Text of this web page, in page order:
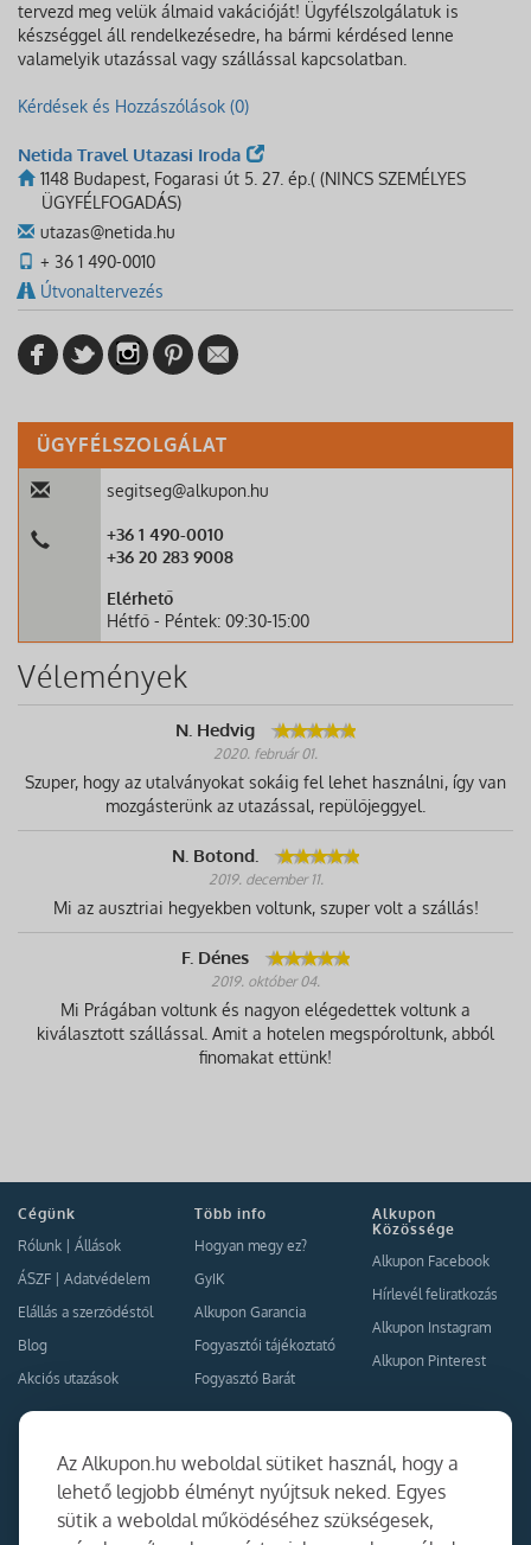
Az Alkupon.hu weboldal sütiket használ, hogy a
lehető legjobb élményt nyújtsuk neked. Egyes
sütik a weboldal működéséhez szükségesek,
tervezd meg velük álmaid vakációját! Ügyfélszolgálatuk is
készséggel áll rendelkezésedre, ha bármi kérdésed lenne
valamelyik utazással vagy szállással kapcsolatban.
Kérdések és Hozzászólások (0)
Netida Travel Utazasi Iroda
1148 Budapest, Fogarasi út 5. 27. ép.( (NINCS SZEMÉLYES
ÜGYFÉLFOGADÁS)
utazas@netida.hu
+ 36 1 490-0010
Útvonaltervezés
ÜGYFÉLSZOLGÁLAT
segitseg@alkupon.hu
+36 1 490-0010
+36 20 283 9008
Elérhető
Hétfő - Péntek: 09:30-15:00
Vélemények
N. Hedvig
2020. február 01.
Szuper, hogy az utalványokat sokáig fel lehet használni, így van
mozgásterünk az utazással, repülőjeggyel.
N. Botond.
2019. december 11.
Mi az ausztriai hegyekben voltunk, szuper volt a szállás!
F. Dénes
2019. október 04.
Mi Prágában voltunk és nagyon elégedettek voltunk a
kiválasztott szállással. Amit a hotelen megspóroltunk, abból
finomakat ettünk!
Cégünk
Rólunk
Állások
ÁSZF
Adatvédelem
Elállás a szerződéstől
Blog
Akciós utazások
Több info
Hogyan megy ez?
GyIK
Alkupon Garancia
Fogyasztói tájékoztató
Fogyasztó Barát
Alkupon
Közössége
Alkupon Facebook
Hírlevél feliratkozás
Alkupon Instagram
Alkupon Pinterest
Együttműködés
Kapcsolat
Ajánlj nekünk!